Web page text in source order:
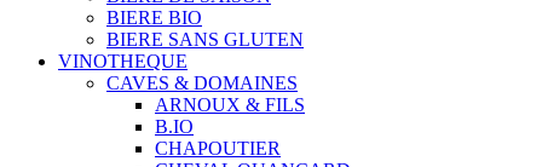
BIERE BIO
BIERE SANS GLUTEN
VINOTHEQUE
CAVES & DOMAINES
ARNOUX & FILS
B.IO
CHAPOUTIER